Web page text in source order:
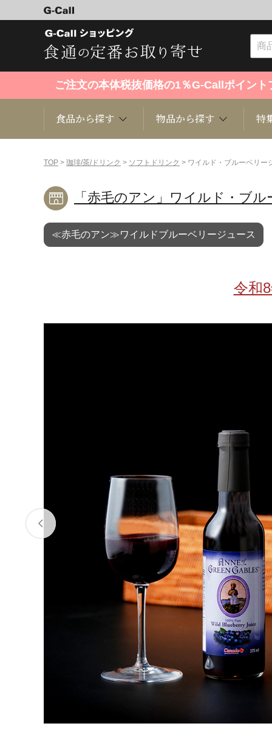
ご注文の本体税抜価格の1％G-Callポイン
食品から探す
くだもの お米
洋菓子 和菓子
物品から探す
趣味・雑貨 芸能・
キッチン用品 ファッ
特
TOP > 珈琲/茶/ドリンク > ソフトドリンク > ワイルド・ブルーベリー
「赤毛のアン」ワイルド・ブ
≪赤毛のアン≫ワイルドブルーベリージュース
令和